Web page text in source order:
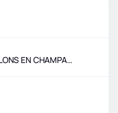
13 Rue René LEMOINE, 51000 CHALONS EN CHAMPAGNE